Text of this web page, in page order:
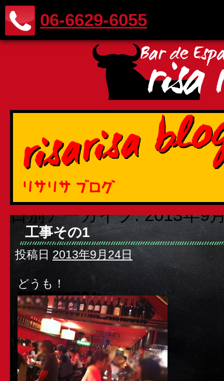
06-6629-6055
日別アーカイブ:2013年9
工事その1
投稿日 2013年9月24日
どうも！
久々の休みで
少し飲み過ぎてしまい
今頃更新
本日は
我が愛すべき故郷
BarMarに行きました
相変わらずの満員